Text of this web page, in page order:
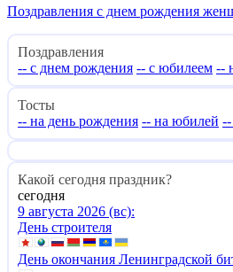
Поздравления с днем рождения
Поздравления
-- с днем рождения -- с юбилеем --
Тосты
-- на день рождения -- на юбилей --
Какой сегодня праздник?
сегодня
9 августа 2026 (вс):
День строителя
День окончания Ленинградской